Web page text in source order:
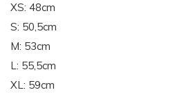
XS: 48cm
S: 50,5cm
M: 53cm
L: 55,5cm
XL: 59cm